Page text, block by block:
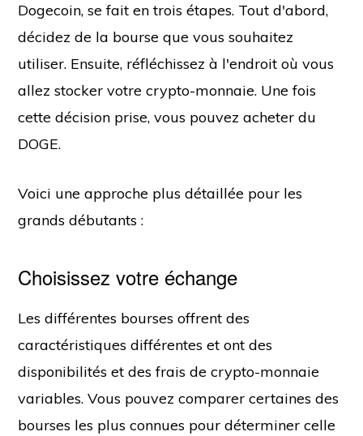
Dogecoin, se fait en trois étapes. Tout d'abord,
décidez de la bourse que vous souhaitez
utiliser. Ensuite, réfléchissez à l'endroit où vous
allez stocker votre crypto-monnaie. Une fois
cette décision prise, vous pouvez acheter du
DOGE.
Voici une approche plus détaillée pour les
grands débutants :
Choisissez votre échange
Les différentes bourses offrent des
caractéristiques différentes et ont des
disponibilités et des frais de crypto-monnaie
variables. Vous pouvez comparer certaines des
bourses les plus connues pour déterminer celle